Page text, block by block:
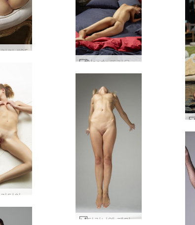
기 #35
Noody 뜨거운 에 침대 1 부 #23
다리나엘 페미닌포스 #38